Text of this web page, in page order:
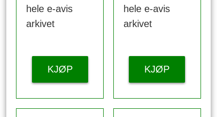
hele e-avis
arkivet
KJØP
hele e-avis
arkivet
KJØP